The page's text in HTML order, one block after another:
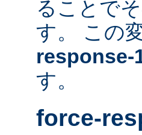
ることで
す。 この
response-
す。
force-